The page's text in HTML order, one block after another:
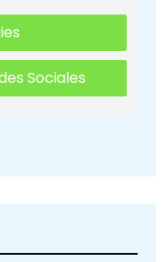
Sociales